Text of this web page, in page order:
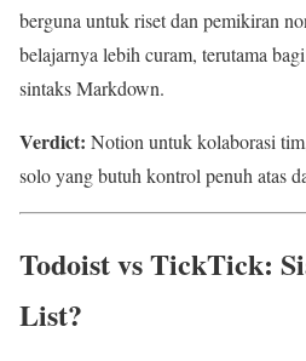
berguna untuk riset dan pemikiran
belajarnya lebih curam, terutama
sintaks Markdown.
Verdict: Notion untuk kolaborasi
solo yang butuh kontrol penuh atas
Todoist vs TickTick:
List?